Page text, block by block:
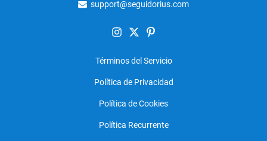
Términos del Servicio
Política de Privacidad
Política de Cookies
Política Recurrente
support@seguidorius.com